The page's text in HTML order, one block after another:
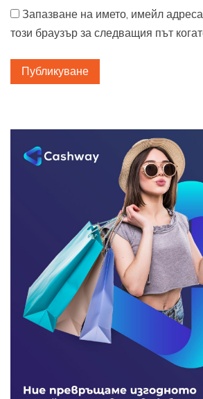
Запазване на името, имейл
този браузър за следващия път